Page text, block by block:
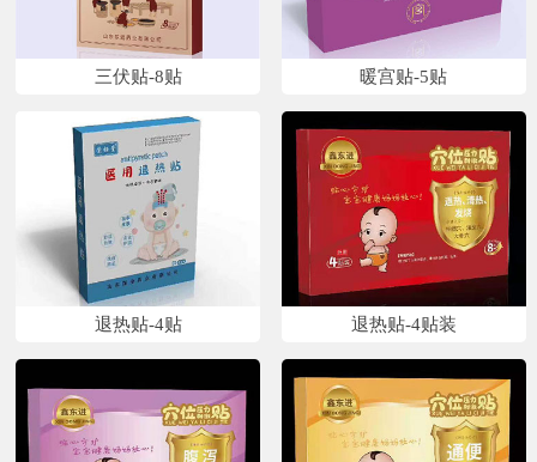
三伏贴-8贴 暖宫贴-5贴
退热贴-4贴 退热贴-4贴装